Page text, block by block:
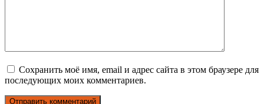
Сохранить моё имя, email и адрес сайта в этом браузере для
последующих моих комментариев.